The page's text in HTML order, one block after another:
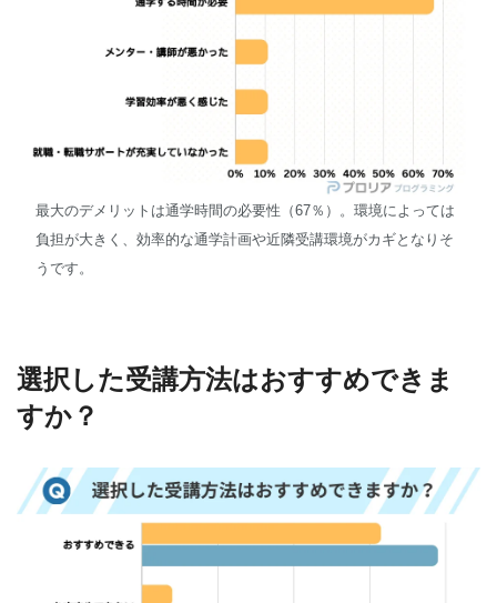
最大のデメリットは通学時間の必要性（67％）。環境によっては
負担が大きく、効率的な通学計画や近隣受講環境がカギとなりそ
うです。
選択した受講方法はおすすめできま
すか？